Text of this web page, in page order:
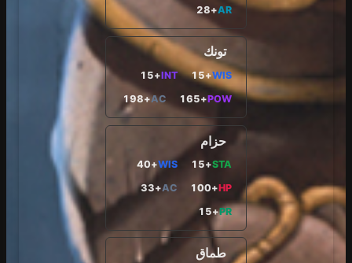
AR
+28
تونك
WIS
+15
INT
+15
POW
+165
AC
+198
حزام
STA
+15
WIS
+40
HP
+100
AC
+33
PR
+15
طماق